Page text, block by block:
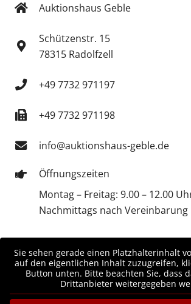
Auktionshaus Geble
Schützenstr. 15
78315 Radolfzell
+49 7732 971197
+49 7732 971198
info@auktionshaus-geble.de
Öffnungszeiten
Montag – Freitag: 9.00 – 12.00
Nachmittags nach Vereinbarung
Sie sehen gerade einen Platzhalterinhalt
auf den eigentlichen Inhalt zuzugreifen,
Button unten. Bitte beachten Sie, dass
Drittanbieter weitergegeben